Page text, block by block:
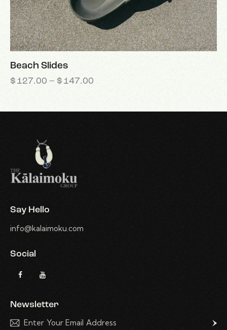
Beach Slides
$ 127.00 – $ 147.00
Say Hello
info@kalaimoku.com
Social
Newsletter